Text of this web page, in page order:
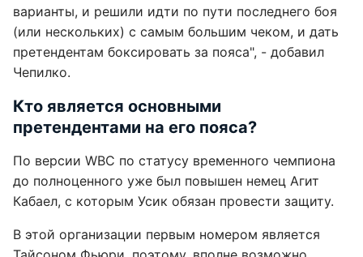
варианты, и решили идти по пути последнего боя
(или нескольких) с самым большим чеком, и дать
претендентам боксировать за пояса", - добавил
Чепилко.
Кто является основными
претендентами на его пояса?
По версии WBC по статусу временного чемпиона
до полноценного уже был повышен немец Агит
Кабаел, с которым Усик обязан провести защиту.
В этой организации первым номером является